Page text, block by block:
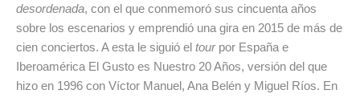
desordenada, con el que conmemoró sus cincuenta años
sobre los escenarios y emprendió una gira en 2015 de más de
cien conciertos. A esta le siguió el tourpor España e
Iberoamérica El Gusto es Nuestro 20 Años, versión del que
hizo en 1996 con Víctor Manuel, Ana Belén y Miguel Ríos. En